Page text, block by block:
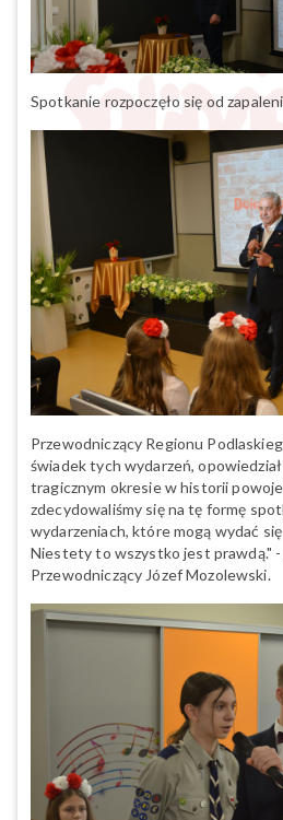
Spotkanie rozpoczęło się od
Przewodniczący Regionu
świadek tych wydarzeń,
tragicznym okresie w historii
zdecydowaliśmy się na tę formę
wydarzeniach, które mogą wydać
Niestety to wszystko jest prawdą." -
Przewodniczący Józef Mozolewski.